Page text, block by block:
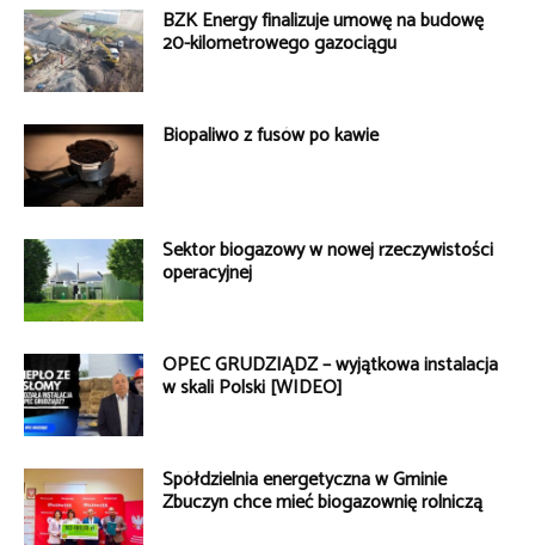
BZK Energy finalizuje umowę na budowę
20-kilometrowego gazociągu
Biopaliwo z fusów po kawie
Sektor biogazowy w nowej rzeczywistości
operacyjnej
OPEC GRUDZIĄDZ – wyjątkowa instalacja
w skali Polski [WIDEO]
Spółdzielnia energetyczna w Gminie
Zbuczyn chce mieć biogazownię rolniczą